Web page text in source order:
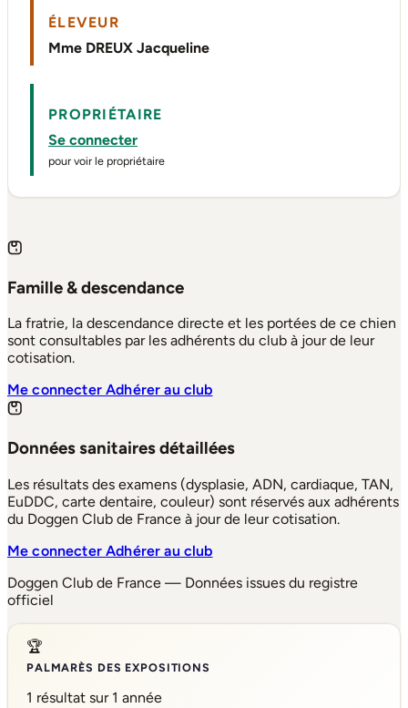
ÉLEVEUR
Mme DREUX Jacqueline
PROPRIÉTAIRE
Se connecter
pour voir le propriétaire
Famille & descendance
La fratrie, la descendance directe et les portées de ce chien
sont consultables par les adhérents du club à jour de leur
cotisation.
Me connecterAdhérer au club
Données sanitaires détaillées
Les résultats des examens (dysplasie, ADN, cardiaque, TAN,
EuDDC, carte dentaire, couleur) sont réservés aux adhérents
du Doggen Club de France à jour de leur cotisation.
Me connecterAdhérer au club
Doggen Club de France — Données issues du registre
officiel
🏆
PALMARÈS DES EXPOSITIONS
1 résultat sur 1 année